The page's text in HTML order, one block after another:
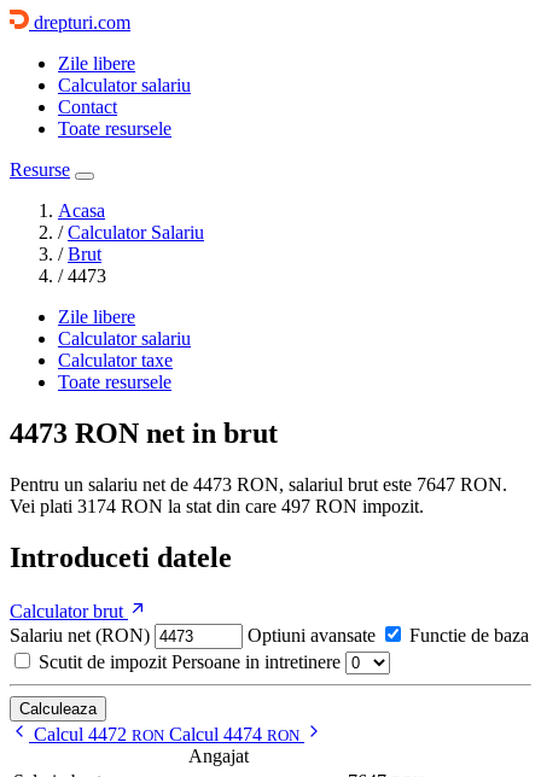
drepturi.com
Zile libere
Calculator salariu
Contact
Toate resursele
Resurse
Acasa
/ Calculator Salariu
/ Brut
/ 4473
Zile libere
Calculator salariu
Calculator taxe
Toate resursele
4473 RON net in brut
Pentru un salariu net de 4473 RON, salariul brut este 7647 RON.
Vei plati 3174 RON la stat din care 497 RON impozit.
Introduceti datele
Calculator brut
Salariu net (RON)
Optiuni avansate
Functie de baza
Scutit de impozit Persoane in intretinere
Calculeaza
Calcul 4472 RON Calcul 4474 RON
Angajat